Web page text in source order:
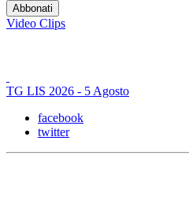
Video Clips
TG LIS 2026 - 5 Agosto
facebook
twitter